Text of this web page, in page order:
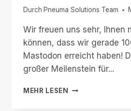
Durch Pneuma Solutions Team
Wir freuen uns sehr, Ihnen
können, dass wir gerade
Mastodon erreicht haben!
großer Meilenstein für...
MEHR LESEN
EIN